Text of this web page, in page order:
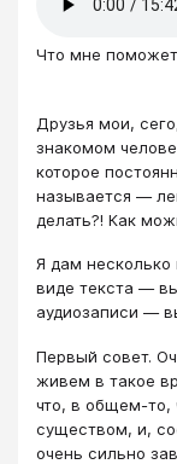
Что мне
Друзья мои,
знакомом
которое
называется ―
делать?! Как
Я дам несколько
виде текста —
аудиозаписи —
Первый совет.
живем в такое
что, в общем-то,
существом, и,
очень сильно